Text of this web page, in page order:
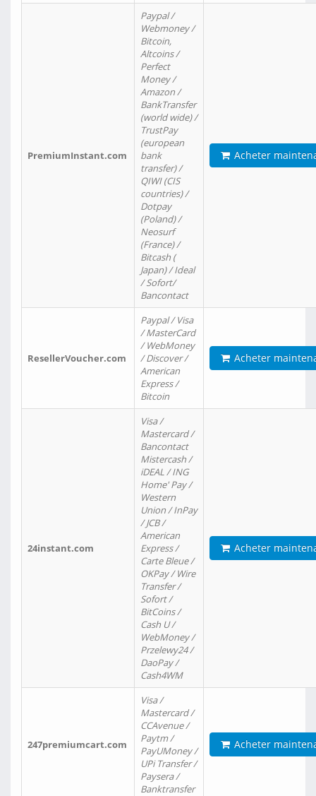
PremiumInstant.com
Paypal /
Webmoney /
Bitcoin,
Altcoins /
Perfect
Money /
Amazon /
BankTransfer
(world wide) /
TrustPay
(european
bank
transfer) /
QIWI (CIS
countries) /
Dotpay
(Poland) /
Neosurf
(France) /
Bitcash (
Japan) / Ideal
/ Sofort/
Bancontact
Acheter
ResellerVoucher.com
Paypal / Visa
/ MasterCard
/ WebMoney
/ Discover /
American
Express /
Bitcoin
Acheter
24instant.com
Visa /
Mastercard /
Bancontact
Mistercash /
iDEAL / ING
Home' Pay /
Western
Union / InPay
/ JCB /
American
Express /
Carte Bleue /
OKPay / Wire
Transfer /
Sofort /
BitCoins /
Cash U /
WebMoney /
Przelewy24 /
DaoPay /
Cash4WM
Acheter
247premiumcart.com
Visa /
Mastercard /
CCAvenue /
Paytm /
PayUMoney /
UPi Transfer /
Paysera /
Banktransfer
Acheter